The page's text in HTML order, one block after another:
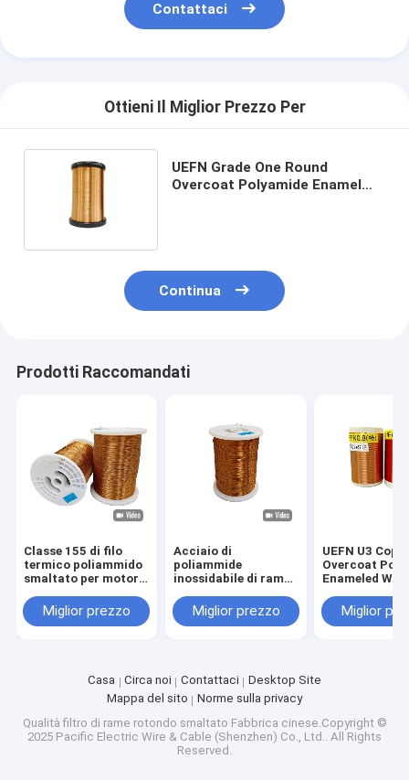
Contattaci
Ottieni Il Miglior Prezzo Per
UEFN Grade One Round
Overcoat Polyamide Enamel
Continua
Prodotti Raccomandati
Classe 155 di filo
termico poliammido
smaltato per motori
Miglior prezzo
Acciaio di
poliammide
inossidabile di rame
mm - 2,60 mm Classe
155
Miglior prezzo
UEFN U3
Overcoat
Enameled Wire
0,04 mm -
Miglior
Casa Circa noi Contattaci
Desktop Site
Mappa del sito
Norme sulla privacy
Qualitàfiltro di rame rotondo smaltato Fabbrica cinese.Copyright ©
2025 Pacific Electric Wire & Cable (Shenzhen) Co., Ltd.. All Rights
Reserved.